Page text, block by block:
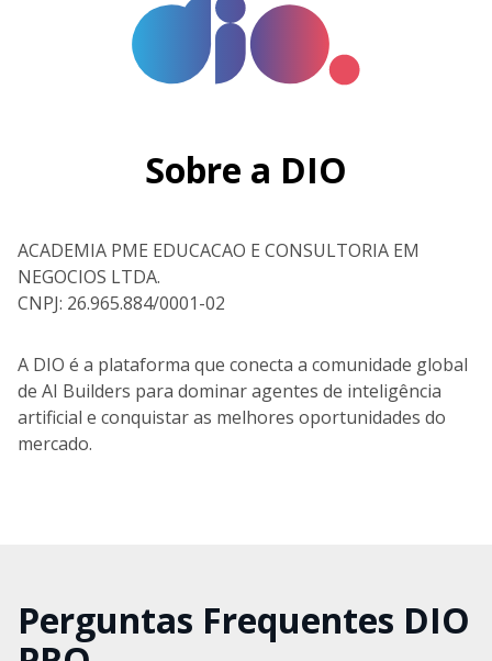
Sobre a DIO
ACADEMIA PME EDUCACAO E CONSULTORIA EM
NEGOCIOS LTDA.
CNPJ: 26.965.884/0001-02
A DIO é a plataforma que conecta a comunidade global
de AI Builders para dominar agentes de inteligência
artificial e conquistar as melhores oportunidades do
mercado.
Perguntas Frequentes DIO